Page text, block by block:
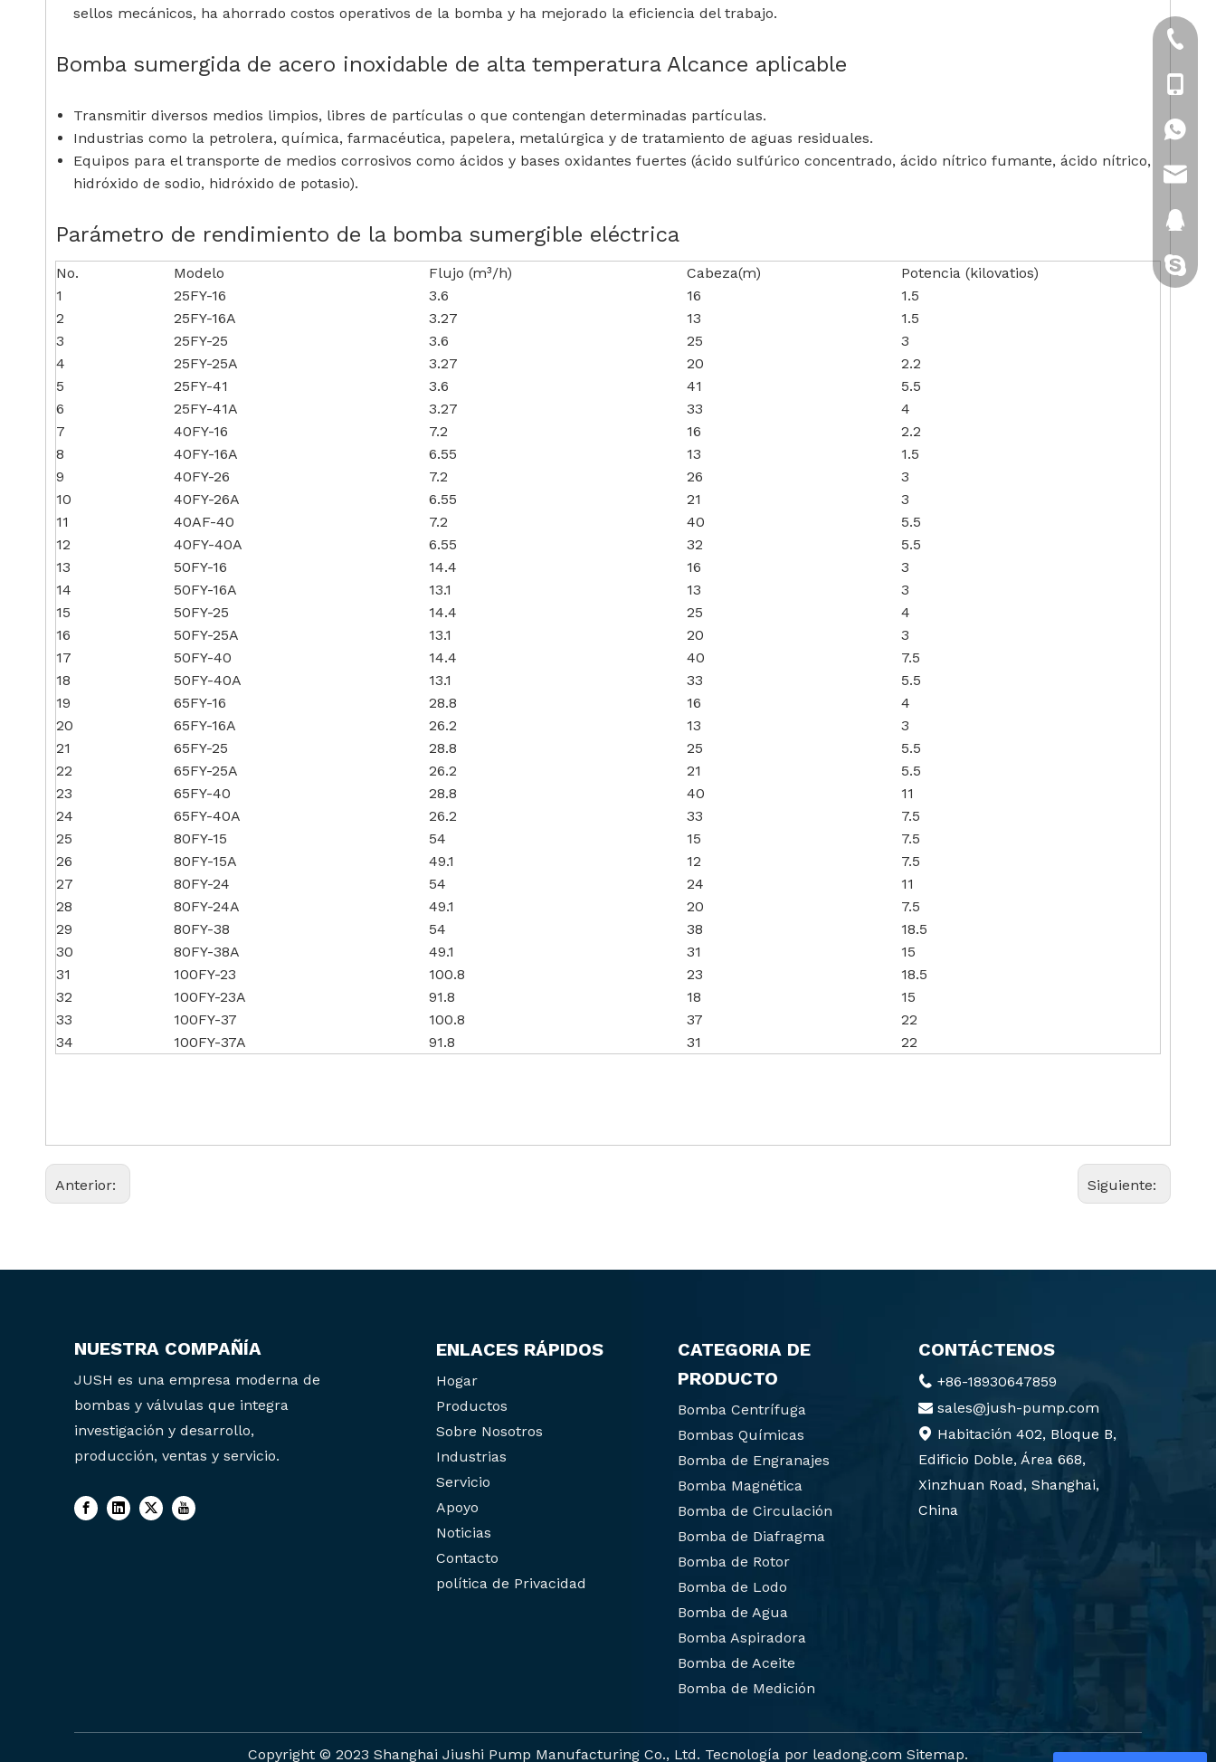
sellos mecánicos, ha ahorrado costos operativos de la bomba y ha mejorado la eficiencia del trabajo.
Bomba sumergida de acero inoxidable de alta temperatura Alcance aplicable
Transmitir diversos medios limpios, libres de partículas o que contengan determinadas partículas.
Industrias como la petrolera, química, farmacéutica, papelera, metalúrgica y de tratamiento de aguas residuales.
Equipos para el transporte de medios corrosivos como ácidos y bases oxidantes fuertes (ácido sulfúrico concentrado, ácido nítrico fumante, ácido nítrico,
hidróxido de sodio, hidróxido de potasio).
Parámetro de rendimiento de la bomba sumergible eléctrica
No. Modelo Flujo (m³/h) Cabeza(m)
Potencia (kilovatios)
1
25FY-16 3.6 16
1.5
2
25FY-16A 3.27 13
1.5
3
25FY-25 3.6 25
3
4
25FY-25A 3.27 20
2.2
5
25FY-41 3.6 41
5.5
6
25FY-41A 3.27 33
4
7
40FY-16 7.2 16
2.2
8
40FY-16A 6.55 13
1.5
9
40FY-26 7.2 26
3
10
40FY-26A 6.55 21
3
11
40AF-40 7.2 40
5.5
12
40FY-40A 6.55 32
5.5
13
50FY-16 14.4 16
3
14
50FY-16A 13.1 13
3
15
50FY-25 14.4 25
4
16
50FY-25A 13.1 20
3
17
50FY-40 14.4 40
7.5
18
50FY-40A 13.1 33
5.5
19
65FY-16 28.8 16
4
20
65FY-16A 26.2 13
3
21
65FY-25 28.8 25
5.5
22
65FY-25A 26.2 21
5.5
23
65FY-40 28.8 40
11
24
65FY-40A 26.2 33
7.5
25
80FY-15 54 15
7.5
26
80FY-15A 49.1 12
7.5
27
80FY-24 54 24
11
28
80FY-24A 49.1 20
7.5
29
80FY-38 54 38
18.5
30
80FY-38A 49.1 31
15
31
100FY-23 100.8 23
18.5
32
100FY-23A 91.8 18
15
33
100FY-37 100.8 37
22
34
100FY-37A 91.8 31 22
Anterior: Siguiente:
NUESTRA COMPAÑÍA
JUSH es una empresa moderna de
bombas y válvulas que integra
investigación y desarrollo,
producción, ventas y servicio.
ENLACES RÁPIDOS
Hogar
Productos
Sobre Nosotros
Industrias
Servicio
Apoyo
Noticias
Contacto
política de Privacidad
CATEGORIA DE
PRODUCTO
Bomba Centrífuga
Bombas Químicas
Bomba de Engranajes
Bomba Magnética
Bomba de Circulación
Bomba de Diafragma
Bomba de Rotor
Bomba de Lodo
Bomba de Agua
Bomba Aspiradora
Bomba de Aceite
Bomba de Medición
CONTÁCTENOS
 +86-18930647859
 sales@jush-pump.com
 Habitación 402, Bloque B,
Edificio Doble, Área 668,
Xinzhuan Road, Shanghai,
China
+86-
+86-
gatito-
Copyright ©️ 2023 Shanghai Jiushi Pump Manufacturing Co., Ltd. Tecnología por leadong.com Sitemap.